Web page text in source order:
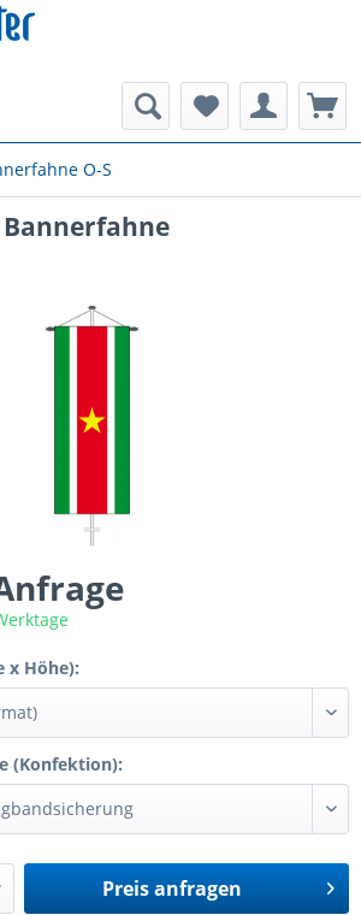
O-S
x Höhe):
(Konfektion):
Preis anfragen